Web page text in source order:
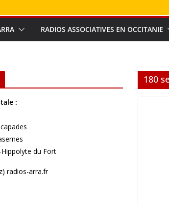
RADIOS ASSOCIATIVES EN OCCITANIE
180
:
du Fort
radios-arra.fr